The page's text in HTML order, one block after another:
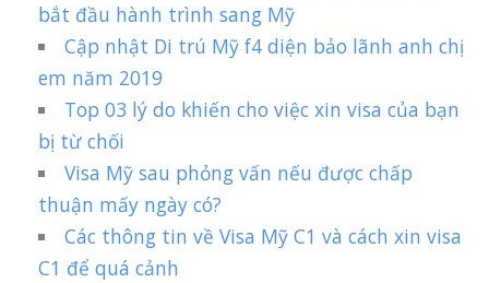
bắt đầu hành trình sang Mỹ
Cập nhật Di trú Mỹ f4 diện bảo lãnh anh chị
em năm 2019
Top 03 lý do khiến cho việc xin visa của bạn
bị từ chối
Visa Mỹ sau phỏng vấn nếu được chấp
thuận mấy ngày có?
Các thông tin về Visa Mỹ C1 và cách xin visa
C1 để quá cảnh